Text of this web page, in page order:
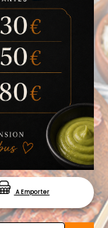
A Emporter